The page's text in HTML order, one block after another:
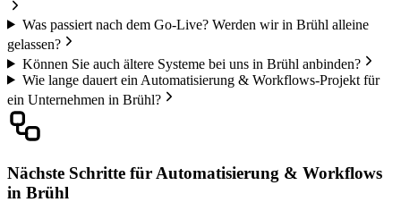
Was passiert nach dem Go-Live? Werden wir in Brühl alleine
gelassen?
Können Sie auch ältere Systeme bei uns in Brühl anbinden?
Wie lange dauert ein Automatisierung & Workflows-Projekt für
ein Unternehmen in Brühl?
Nächste Schritte für Automatisierung & Workflows
in Brühl